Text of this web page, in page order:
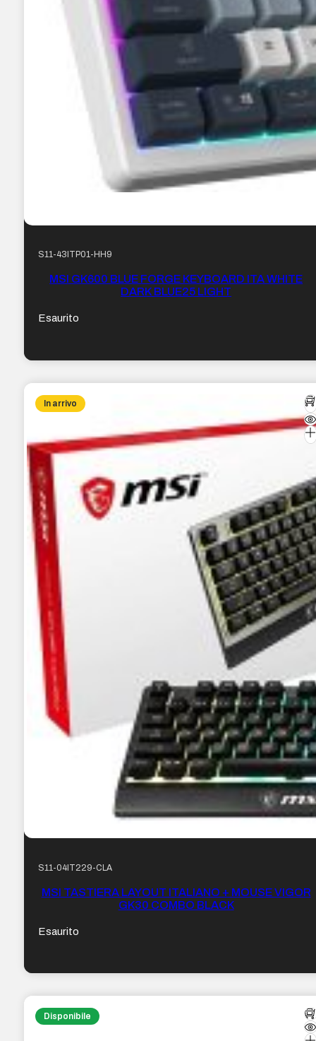
S11-43ITP01-HH9
MSI GK600 BLUE FORGE KEYBOARD ITA WHITE
DARK BLUE25 LIGHT
Esaurito
In arrivo
S11-04IT229-CLA
MSI TASTIERA LAYOUT ITALIANO + MOUSE VIGOR
GK30 COMBO BLACK
Esaurito
Disponibile